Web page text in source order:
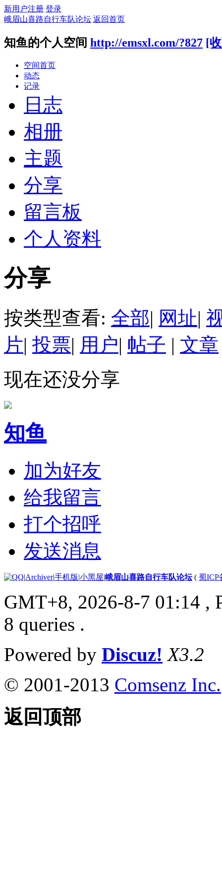
新用户注册 登录
峨眉山喜路自行车队论坛 返回首页
知鱼的个人空间 http://emsxl.com/?827 [
空间首页
动态
记录
日志
相册
主题
分享
留言板
个人资料
分享
按类型查看: 全部| 网址|
片| 投票| 用户| 帖子 | 文章
现在还没分享
知鱼
加为好友
给我留言
打个招呼
发送消息
|Archiver|手机版|小黑屋|峨眉山喜路自行车队论坛( 蜀ICP
GMT+8, 2026-8-7 01:14 ,
8 queries .
Powered by Discuz! X3.2
© 2001-2013 Comsenz Inc.
返回顶部